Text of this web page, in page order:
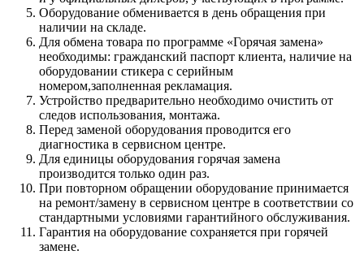
Оборудование обменивается в день обращения при
наличии на складе.
Для обмена товара по программе «Горячая замена»
необходимы: гражданский паспорт клиента, наличие на
оборудовании стикера с серийным
номером,заполненная рекламация.
Устройство предварительно необходимо очистить от
следов использования, монтажа.
Перед заменой оборудования проводится его
диагностика в сервисном центре.
Для единицы оборудования горячая замена
производится только один раз.
При повторном обращении оборудование принимается
на ремонт/замену в сервисном центре в соответствии со
стандартными условиями гарантийного обслуживания.
Гарантия на оборудование сохраняется при горячей
замене.